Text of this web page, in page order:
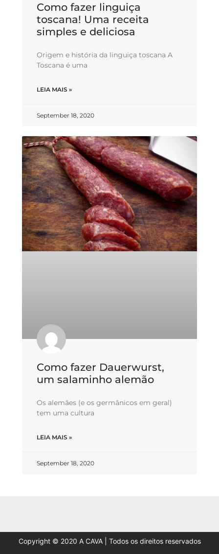
Como fazer linguiça
toscana! Uma receita
simples e deliciosa
Origem e história da linguiça toscana A
Toscana é uma
LEIA MAIS »
September 18, 2020
Como fazer Dauerwurst,
um salaminho alemão
Os alemães (e os germânicos em geral)
tem uma cultura
LEIA MAIS »
September 18, 2020
Copyright © 2020 A CAVA | Todos os direitos reservados